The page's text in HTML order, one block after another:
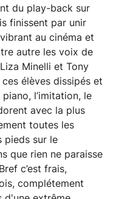
du play-back sur
finissent par unir
au cinéma et
autre les voix de
Minelli et Tony
élèves dissipés et
l’imitation, le
avec la plus
toutes les
pieds sur le
que rien ne paraisse
c’est frais,
complétement